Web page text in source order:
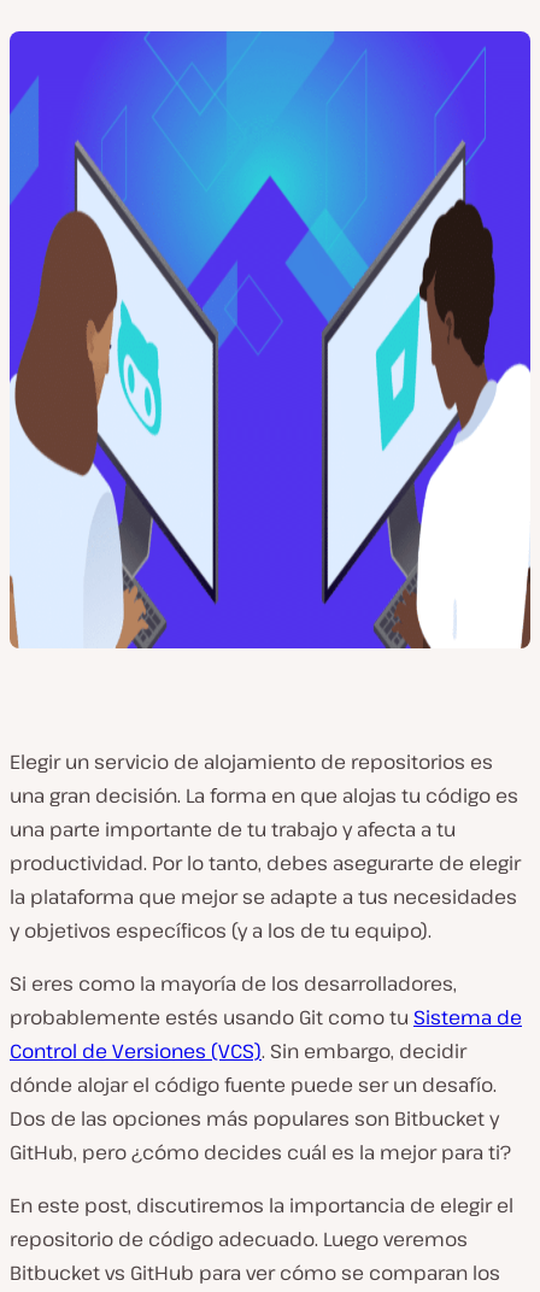
Elegir un servicio de alojamiento de repositorios es
una gran decisión. La forma en que alojas tu código es
una parte importante de tu trabajo y afecta a tu
productividad. Por lo tanto, debes asegurarte de elegir
la plataforma que mejor se adapte a tus necesidades
y objetivos específicos (y a los de tu equipo).
Si eres como la mayoría de los desarrolladores,
probablemente estés usando Git como tu Sistema de
Control de Versiones (VCS). Sin embargo, decidir
dónde alojar el código fuente puede ser un desafío.
Dos de las opciones más populares son Bitbucket y
GitHub, pero ¿cómo decides cuál es la mejor para ti?
En este post, discutiremos la importancia de elegir el
repositorio de código adecuado. Luego veremos
Bitbucket vs GitHub para ver cómo se comparan los